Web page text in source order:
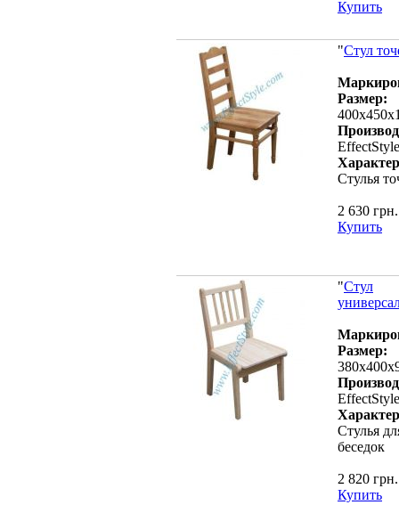
Купить
"Стул
Размер:
EffectStyle
Стулья
2 630 грн.
Купить
"Cтул
Размер:
EffectStyle
Стулья
беседок
2 820 грн.
Купить